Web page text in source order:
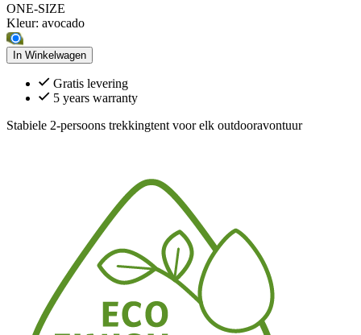
ONE-SIZE
Kleur: avocado
In Winkelwagen
Gratis levering
5 years warranty
Stabiele 2-persoons trekkingtent voor elk outdooravontuur